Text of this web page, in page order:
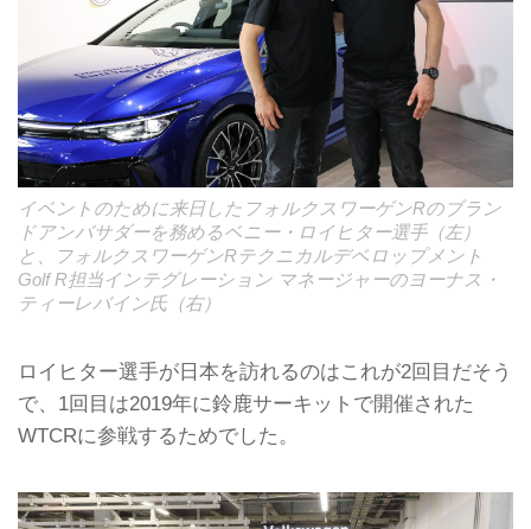
イベントのために来日したフォルクスワーゲンRのブラン
ドアンバサダーを務めるベニー・ロイヒター選手（左）
と、フォルクスワーゲンRテクニカルデベロップメント
Golf R担当インテグレーション マネージャーのヨーナス・
ティーレバイン氏（右）
ロイヒター選手が日本を訪れるのはこれが2回目だそう
で、1回目は2019年に鈴鹿サーキットで開催された
WTCRに参戦するためでした。